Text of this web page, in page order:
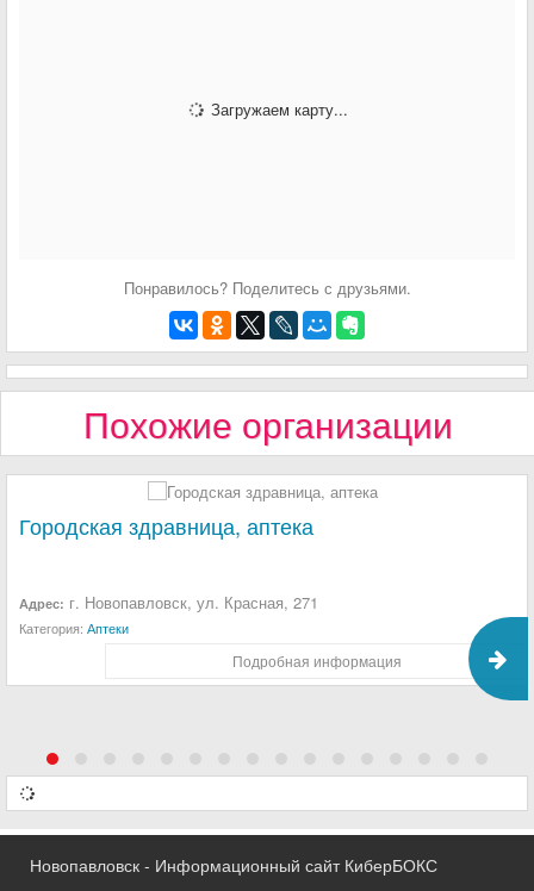
Загружаем карту...
Понравилось? Поделитесь с друзьями.
Похожие организации
Городская здравница, аптека
Адрес: г. Новопавловск, ул. Красная, 271
Категория: Аптеки
Подробная информация
Новопавловск - Информационный сайт КиберБОКС